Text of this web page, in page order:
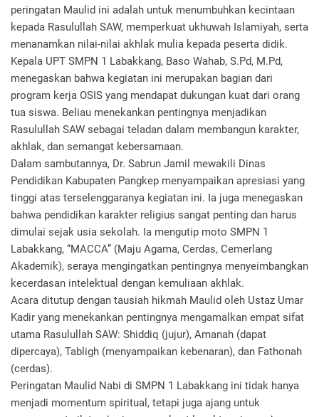
peringatan Maulid ini adalah untuk menumbuhkan kecintaan
kepada Rasulullah SAW, memperkuat ukhuwah Islamiyah, serta
menanamkan nilai-nilai akhlak mulia kepada peserta didik.
Kepala UPT SMPN 1 Labakkang, Baso Wahab, S.Pd, M.Pd,
menegaskan bahwa kegiatan ini merupakan bagian dari
program kerja OSIS yang mendapat dukungan kuat dari orang
tua siswa. Beliau menekankan pentingnya menjadikan
Rasulullah SAW sebagai teladan dalam membangun karakter,
akhlak, dan semangat kebersamaan.
Dalam sambutannya, Dr. Sabrun Jamil mewakili Dinas
Pendidikan Kabupaten Pangkep menyampaikan apresiasi yang
tinggi atas terselenggaranya kegiatan ini. Ia juga menegaskan
bahwa pendidikan karakter religius sangat penting dan harus
dimulai sejak usia sekolah. Ia mengutip moto SMPN 1
Labakkang, “MACCA” (Maju Agama, Cerdas, Cemerlang
Akademik), seraya mengingatkan pentingnya menyeimbangkan
kecerdasan intelektual dengan kemuliaan akhlak.
Acara ditutup dengan tausiah hikmah Maulid oleh Ustaz Umar
Kadir yang menekankan pentingnya mengamalkan empat sifat
utama Rasulullah SAW: Shiddiq (jujur), Amanah (dapat
dipercaya), Tabligh (menyampaikan kebenaran), dan Fathonah
(cerdas).
Peringatan Maulid Nabi di SMPN 1 Labakkang ini tidak hanya
menjadi momentum spiritual, tetapi juga ajang untuk